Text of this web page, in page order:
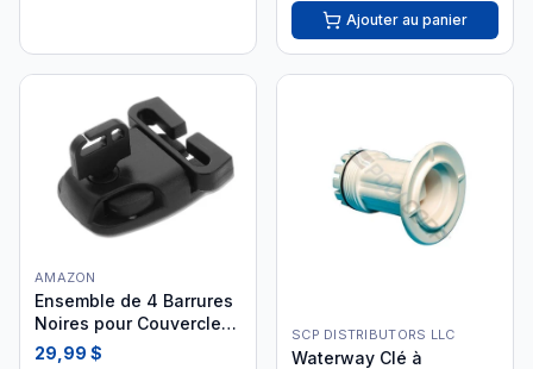
Ajouter au panier
AMAZON
Ensemble de 4 Barrures
Noires pour Couvercle
Spa
29,99 $
SCP DISTRIBUTORS LLC
Waterway Clé à